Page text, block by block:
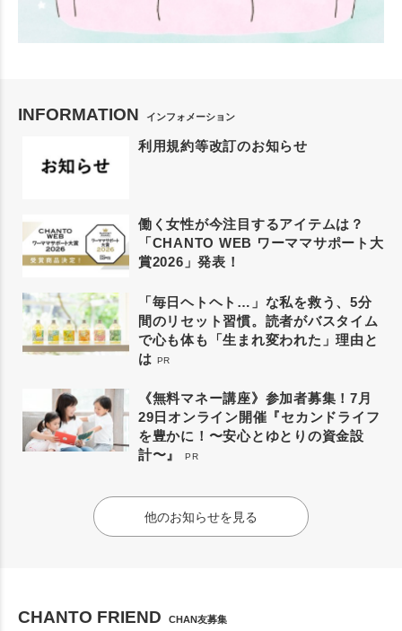
INFORMATION インフォメーション
利用規約等改訂のお知らせ
働く女性が今注目するアイテムは？
「CHANTO WEB ワーママサポート大
賞2026」発表！
「毎日ヘトヘト…」な私を救う、5分
間のリセット習慣。読者がバスタイム
で心も体も「生まれ変われた」理由と
は PR
《無料マネー講座》参加者募集！7月
29日オンライン開催『セカンドライフ
を豊かに！〜安心とゆとりの資金設
計〜』
PR
他のお知らせを見る
CHANTO FRIEND CHAN友募集